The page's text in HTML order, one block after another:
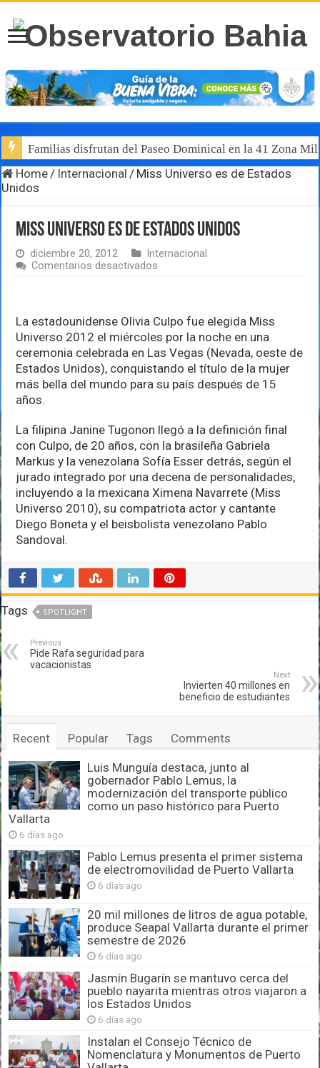
Familias disfrutan del Paseo Dominical en la 41 Zona
Home / Internacional / Miss Universo es de Estados
Unidos
Miss Universo es de Estados Unidos
diciembre 20, 2012
Internacional
Comentarios desactivados
Estados
Unidos
La estadounidense Olivia Culpo fue elegida Miss
Universo 2012 el miércoles por la noche en una
ceremonia celebrada en Las Vegas (Nevada, oeste de
Estados Unidos), conquistando el título de la mujer
más bella del mundo para su país después de 15
años.
La filipina Janine Tugonon llegó a la definición final
con Culpo, de 20 años, con la brasileña Gabriela
Markus y la venezolana Sofía Esser detrás, según el
jurado integrado por una decena de personalidades,
incluyendo a la mexicana Ximena Navarrete (Miss
Universo 2010), su compatriota actor y cantante
Diego Boneta y el beisbolista venezolano Pablo
Sandoval.
Tags SPOTLIGHT
Previous
Pide Rafa seguridad para
vacacionistas
Next
Invierten 40 millones en
beneficio de estudiantes
Recent Popular Tags Comments
Luis Munguía destaca, junto al
gobernador Pablo Lemus, la
modernización del transporte público
como un paso histórico para Puerto
Vallarta
6 días ago
Pablo Lemus presenta el primer sistema
de electromovilidad de Puerto Vallarta
6 días ago
20 mil millones de litros de agua potable,
produce Seapal Vallarta durante el primer
semestre de 2026
6 días ago
Jasmín Bugarín se mantuvo cerca del
pueblo nayarita mientras otros viajaron a
los Estados Unidos
6 días ago
Instalan el Consejo Técnico de
Nomenclatura y Monumentos de Puerto